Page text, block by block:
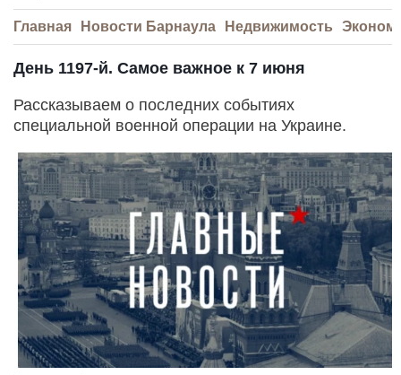
Главная Новости Барнаула Недвижимость
День 1197-й. Самое важное к 7 июня
Рассказываем о последних событиях
специальной военной операции на Украине.